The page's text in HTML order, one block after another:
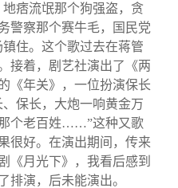
痞流氓那个狗强盗，贪
警察那个赛牛毛，国民党
住。这个歌过去在蒋管
接着，剧艺社演出了《两
《年关》，一位扮演保长
保长，大炮一响黄金万
个老百姓……”这种又歌
很好。在演出期间，传来
《月光下》，我看后感到
排演，后未能演出。